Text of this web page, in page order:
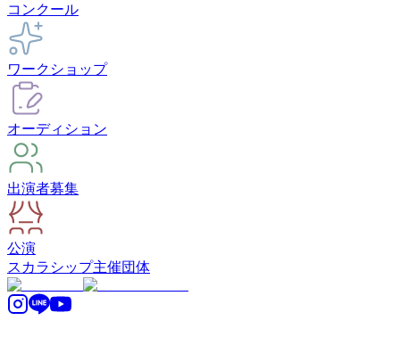
コンクール
ワークショップ
オーディション
出演者募集
公演
スカラシップ主催団体